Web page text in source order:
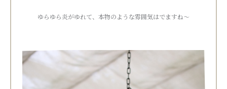
ゆらゆら炎がゆれて、本物のような雰囲気はでますね～